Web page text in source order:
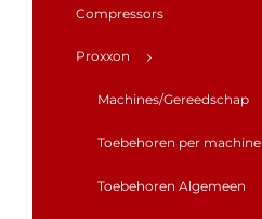
Compressors
Proxxon
Machines/Gereedschap
Toebehoren per machine
Toebehoren Algemeen